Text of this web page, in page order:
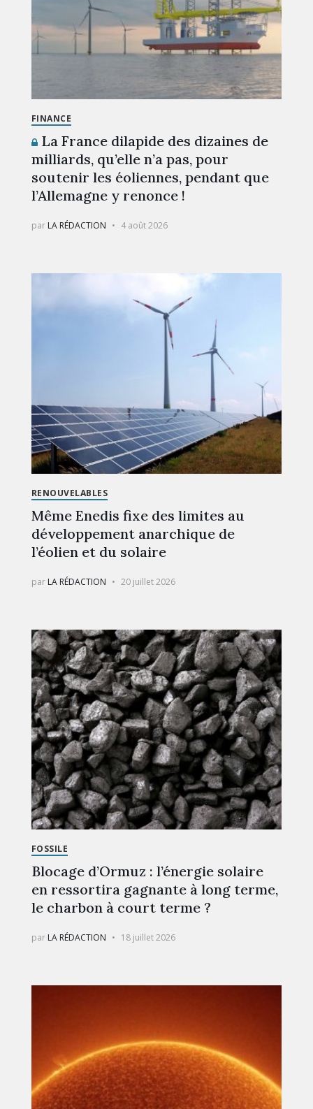
FINANCE
La France dilapide des dizaines de
milliards, qu’elle n’a pas, pour
soutenir les éoliennes, pendant que
l’Allemagne y renonce !
par LA RÉDACTION 4 août 2026
RENOUVELABLES
Même Enedis fixe des limites au
développement anarchique de
l’éolien et du solaire
par LA RÉDACTION 20 juillet 2026
FOSSILE
Blocage d’Ormuz : l’énergie solaire
en ressortira gagnante à long terme,
le charbon à court terme ?
par LA RÉDACTION 18 juillet 2026